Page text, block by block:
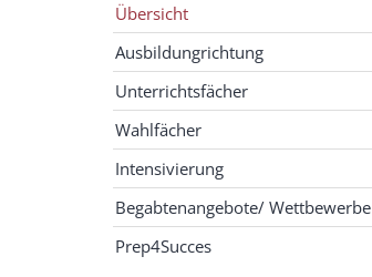
Übersicht
Ausbildungrichtung
Unterrichtsfächer
Wahlfächer
Intensivierung
Begabtenangebote/ Wettbewerbe
Prep4Succes